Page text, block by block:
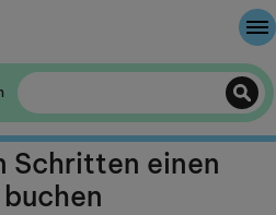
Schritten einen